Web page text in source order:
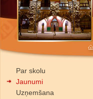
Par skolu
Jaunumi
Uzņemšana